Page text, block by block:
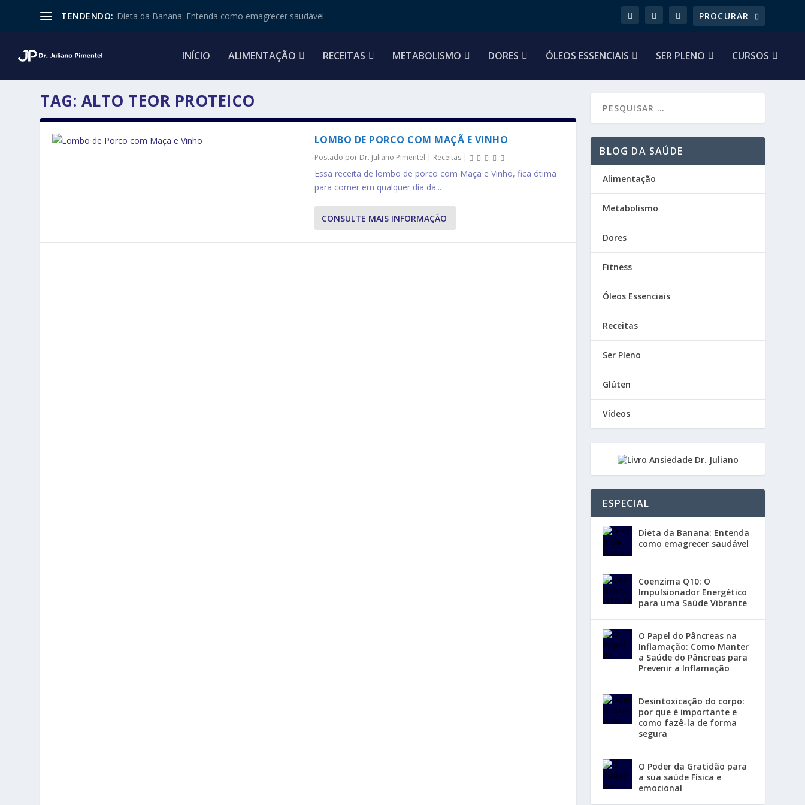
TENDENDO: Dieta da Banana: Entenda como emagrecer saudável
INÍCIO ALIMENTAÇÃO RECEITAS METABOLISMO DORES ÓLEOS ESSENCIAIS SER PLENO CURSOS
TAG: ALTO TEOR PROTEICO
LOMBO DE PORCO COM MAÇÃ E VINHO
Postado por Dr. Juliano Pimentel | Receitas|
Essa receita de lombo de porco com Maçã e Vinho, fica ótima
para comer em qualquer dia da...
CONSULTE MAIS INFORMAÇÃO
BLOG DA SAÚDE
Alimentação
Metabolismo
Dores
Fitness
Óleos Essenciais
Receitas
Ser Pleno
Glúten
Vídeos
ESPECIAL
Dieta da Banana: Entenda
como emagrecer saudável
Coenzima Q10: O
Impulsionador Energético
para uma Saúde Vibrante
O Papel do Pâncreas na
Inflamação: Como Manter
a Saúde do Pâncreas para
Prevenir a Inflamação
Desintoxicação do corpo:
por que é importante e
como fazê-la de forma
segura
O Poder da Gratidão para
a sua saúde Física e
emocional